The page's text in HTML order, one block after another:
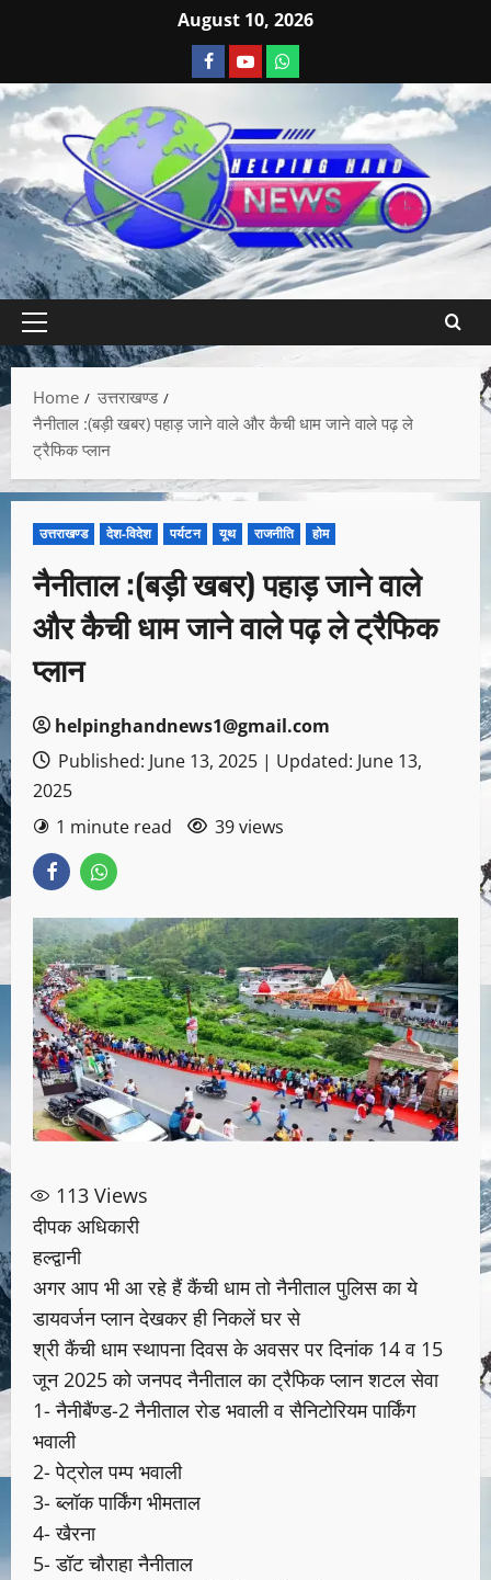
August 10, 2026
Home
उत्तराखण्ड
नैनीताल :(बड़ी खबर) पहाड़ जाने वाले और कैची धाम जाने वाले पढ़ ले
ट्रैफिक प्लान
उत्तराखण्ड देश-विदेश पर्यटन यूथ राजनीति होम
नैनीताल :(बड़ी खबर) पहाड़ जाने वाले
और कैची धाम जाने वाले पढ़ ले ट्रैफिक
प्लान
helpinghandnews1@gmail.com
Published: June 13, 2025 | Updated: June 13,
2025
1 minute read
39 views
113 Views
दीपक अधिकारी
हल्द्वानी
अगर आप भी आ रहे हैं कैंची धाम तो नैनीताल पुलिस का ये
डायवर्जन प्लान देखकर ही निकलें घर से
श्री कैंची धाम स्थापना दिवस के अवसर पर दिनांक 14 व 15
जून 2025 को जनपद नैनीताल का ट्रैफिक प्लान शटल सेवा
1- नैनीबैंण्ड-2 नैनीताल रोड भवाली व सैनिटोरियम पार्किंग
भवाली
2- पेट्रोल पम्प भवाली
3- ब्लॉक पार्किंग भीमताल
4- खैरना
5- डॉट चौराहा नैनीताल